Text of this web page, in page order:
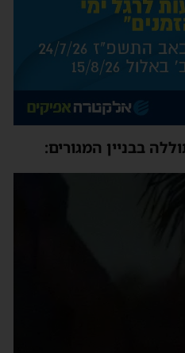
בבניין המגורים: